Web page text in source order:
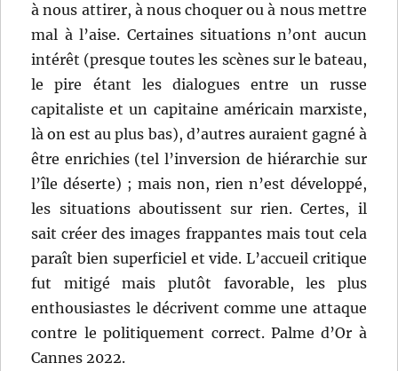
à nous attirer, à nous choquer ou à nous mettre
mal à l’aise. Certaines situations n’ont aucun
intérêt (presque toutes les scènes sur le bateau,
le pire étant les dialogues entre un russe
capitaliste et un capitaine américain marxiste,
là on est au plus bas), d’autres auraient gagné à
être enrichies (tel l’inversion de hiérarchie sur
l’île déserte) ; mais non, rien n’est développé,
les situations aboutissent sur rien. Certes, il
sait créer des images frappantes mais tout cela
paraît bien superficiel et vide. L’accueil critique
fut mitigé mais plutôt favorable, les plus
enthousiastes le décrivent comme une attaque
contre le politiquement correct. Palme d’Or à
Cannes 2022.